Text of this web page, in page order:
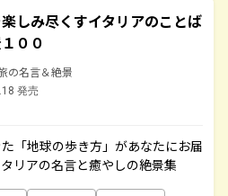
しみ尽くすイタリアのことば
００
の名言＆絶景
発売
「地球の歩き方」があなたにお届
リアの名言と癒やしの絶景集